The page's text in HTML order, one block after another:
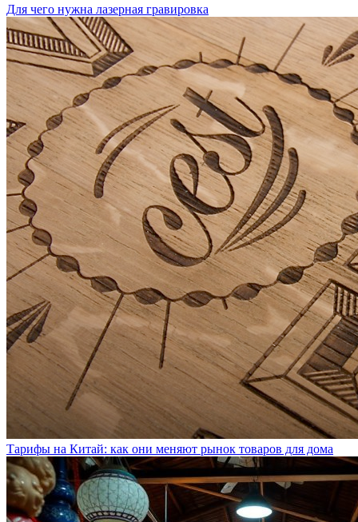
Для чего нужна лазерная гравировка
Тарифы на Китай: как они меняют рынок товаров для дома